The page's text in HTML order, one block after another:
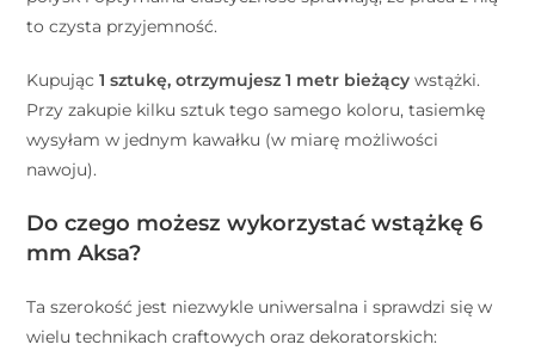
to czysta przyjemność.
Kupując1 sztukę, otrzymujesz 1 metr bieżący wstążki.
Przy zakupie kilku sztuk tego samego koloru, tasiemkę
wysyłam w jednym kawałku (w miarę możliwości
nawoju).
Do czego możesz wykorzystać wstążkę 6
mm Aksa?
Ta szerokość jest niezwykle uniwersalna i sprawdzi się w
wielu technikach craftowych oraz dekoratorskich: